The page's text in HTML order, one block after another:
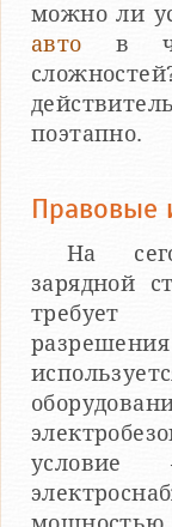
можно ли
авто в
поэтапно.
Правовые
На
зарядной
требует
условие